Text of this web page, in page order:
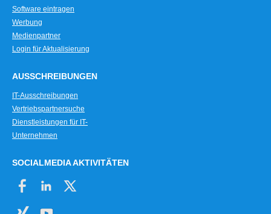
Software eintragen
Werbung
Medienpartner
Login für Aktualisierung
AUSSCHREIBUNGEN
IT-Ausschreibungen
Vertriebspartnersuche
Dienstleistungen für IT-
Unternehmen
SOCIALMEDIA AKTIVITÄTEN